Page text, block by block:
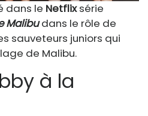
dans le Netflixsérie
Malibu dans le rôle de
sauveteurs juniors qui
de Malibu.
à la